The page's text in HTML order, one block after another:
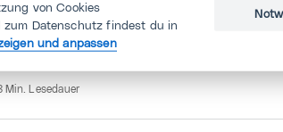
ständig Emotionen, gerade am
Sie helfen uns, das Leben zu bewältigen,
Min. Lesedauer
von Cookies
zum Datenschutz findest du in
und anpassen